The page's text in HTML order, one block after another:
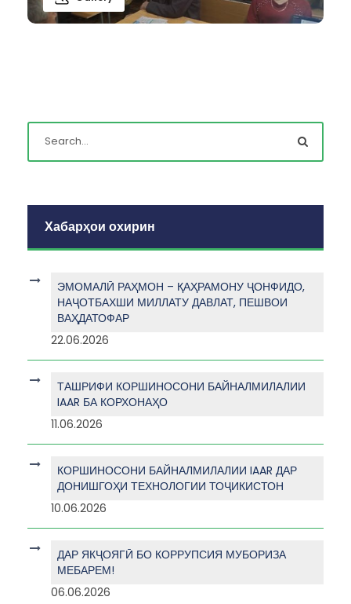
Хабарҳои охирин
ЭМОМАЛӢ РАҲМОН – ҚАҲРАМОНУ ҶОНФИДО,
НАҶОТБАХШИ МИЛЛАТУ ДАВЛАТ, ПЕШВОИ
ВАҲДАТОФАР
22.06.2026
ТАШРИФИ КОРШИНОСОНИ БАЙНАЛМИЛАЛИИ
IAAR БА КОРХОНАҲО
11.06.2026
КОРШИНОСОНИ БАЙНАЛМИЛАЛИИ IAAR ДАР
ДОНИШГОҲИ ТЕХНОЛОГИИ ТОҶИКИСТОН
10.06.2026
ДАР ЯКҶОЯГӢ БО КОРРУПСИЯ МУБОРИЗА
МЕБАРЕМ!
06.06.2026